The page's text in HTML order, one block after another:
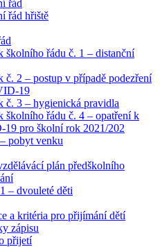
řád
řád hřiště
školního řádu č. 1 – distanční
č. 2 – postup v případě podezření
19
č. 3 – hygienická pravidla
školního řádu č. 4 – opatření k
pro školní rok 2021/202
pobyt venku
plán předškolního
– dvouleté děti
a kritéria pro přijímání dětí
zápisu
přijetí